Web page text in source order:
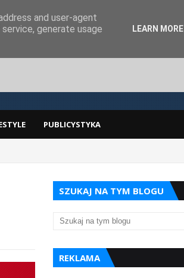
PUBLICYSTYKA
SZUKAJ NA TYM BLOGU
REKLAMA
and user-agent
generate usage
LEARN MORE